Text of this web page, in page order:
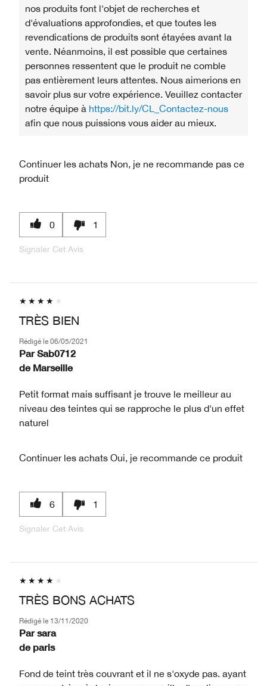
nos produits font l'objet de recherches et
d'évaluations approfondies, et que toutes les
revendications de produits sont étayées avant la
vente. Néanmoins, il est possible que certaines
personnes ressentent que le produit ne comble
pas entièrement leurs attentes. Nous aimerions en
savoir plus sur votre expérience. Veuillez contacter
notre équipe à https://bit.ly/CL_Contactez-nous
afin que nous puissions vous aider au mieux.
Continuer les achats Non, je ne recommande pas ce
produit
0 1
Signaler Cet Avis
TRÈS BIEN
Rédigé le 06/05/2021
Par Sab0712
de Marseille
Petit format mais suffisant je trouve le meilleur au
niveau des teintes qui se rapproche le plus d'un effet
naturel
Continuer les achats Oui, je recommande ce produit
6 1
Signaler Cet Avis
TRÈS BONS ACHATS
Rédigé le 13/11/2020
Par sara
de paris
Fond de teint très couvrant et il ne s'oxyde pas. ayant